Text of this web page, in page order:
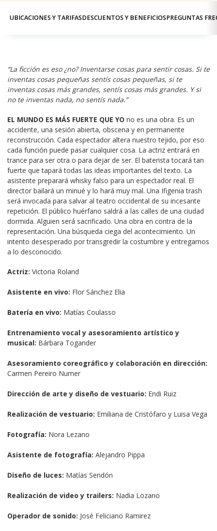
UBICACIONES Y TARIFASDESCUENTOS Y BENEFICIOSPREGUNTAS
“La ficción es eso ¿no? Inventarse cosas para sentir cosas. Si te
inventas cosas pequeñas sentís cosas pequeñas, si te
inventas cosas más grandes, sentís cosas más grandes. Y si
no te inventas nada, no sentís nada.”
EL MUNDO ES MÁS FUERTE QUE YO no es una obra. Es un
accidente, una sesión abierta, obscena y en permanente
reconstrucción. Cada espectador altera nuestro tejido, por eso
cada función puede pasar cualquier cosa. La actriz entrará en
trance para ser otra o para dejar de ser. El baterista tocará tan
fuerte que tapará todas las ideas importantes del texto. La
asistente preparará whisky falso para un espectador real. El
director bailará un minué y lo hará muy mal. Una Ifigenia trash
será invocada para salvar al teatro occidental de su incesante
repetición. El público huérfano saldrá a las calles de una ciudad
dormida. Alguien será sacrificado. Una obra en contra de la
representación. Una búsqueda ciega del acontecimiento. Un
intento desesperado por transgredir la costumbre y entregarnos
a lo desconocido.
Actriz: Victoria Roland
Asistente en vivo: Flor Sánchez Elia
Batería en vivo: Matías Coulasso
Entrenamiento vocal y asesoramiento artístico y
musical: Bárbara Togander
Asesoramiento coreográfico y colaboración en dirección:
Carmen Pereiro Numer
Dirección de arte y diseño de vestuario: Endi Ruiz
Realización de vestuario: Emiliana de Cristófaro y Luisa Vega
Fotografía: Nora Lezano
Asistente de fotografía: Alejandro Pippa
Diseño de luces: Matías Sendón
Realización de video y trailers: Nadia Lozano
Operador de sonido: José Feliciano Ramirez